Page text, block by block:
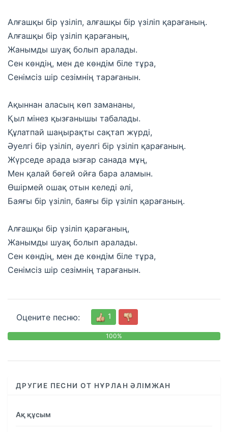
Алғашқы бір үзіліп, алғашқы бір үзіліп қарағаның.
Алғашқы бір үзіліп қарағаның,
Жанымды шуақ болып аралады.
Сен көндің, мен де көндім біле тұра,
Сенімсіз шір сезімнің тарағанын.
Ақыннан аласың көп замананы,
Қыл мінез қызғанышы табалады.
Құлатпай шаңырақты сақтап жүрді,
Әуелгі бір үзіліп, әуелгі бір үзіліп қарағаның.
Жүрседе арада ызғар санада мұң,
Мен қалай бөгей ойға бара аламын.
Өшірмей ошақ отын келеді әлі,
Баяғы бір үзіліп, баяғы бір үзіліп қарағаның.
Алғашқы бір үзіліп қарағаның,
Жанымды шуақ болып аралады.
Сен көндің, мен де көндім біле тұра,
Сенімсіз шір сезімнің тарағанын.
Оцените песню: 1
100%
ДРУГИЕ ПЕСНИ ОТ НҰРЛАН ӘЛІМЖАН
Ақ құсым